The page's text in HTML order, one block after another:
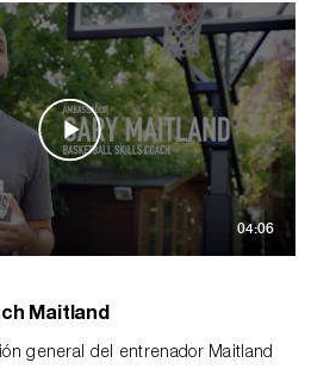
04:06
Maitland
general del entrenador Maitland